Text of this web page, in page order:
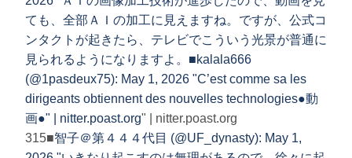
ても、全部ＡＩの加工に見えますね。ですが、公式コ
ンタクトが起きたら、テレビでこういう光景が普通に
見られるようになりますよ。■kalala666
(@1pasdeux75): May 1, 2026 "C’est comme sa les
dirigeants obtiennent des nouvelles technologies●動
画●" | nitter.poast.org" | nitter.poast.org
315■智子＠第４４４代目 (@UF_dynasty): May 1,